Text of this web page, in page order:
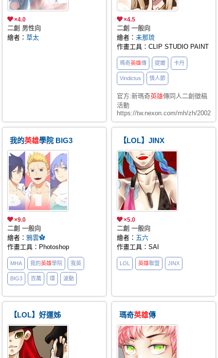
×4.0
二創 男性向
繪者：草太
×4.5
二創 一般向
繪者： 未那琉
作畫工具：CLIP STUDIO PAINT
瑪奇英雄傳 提爾 卡丹
Vindictus 情人節
官方:新瑪奇英雄傳同人二創徵稿
活動
https://tw.nexon.com/mh/zh/
我的英雄學院 BIG3
×9.0
二創 一般向
繪者：鴉雲✿
作畫工具：Photoshop
MHA 我的英雄學院 我英
BIG3 百萬 環 波動
【LOL】JINX
×5.0
二創 一般向
繪者： 五六
作畫工具：SAI
LOL 英雄聯盟 JINX
【LOL】好運姊 瑪奇英雄傳